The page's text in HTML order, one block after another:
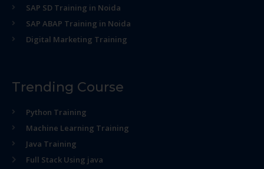
SAP SD Training in Noida
SAP ABAP Training in Noida
Digital Marketing Training
Trending Course
Python Training
Machine Learning Training
Java Training
Full Stack Using java